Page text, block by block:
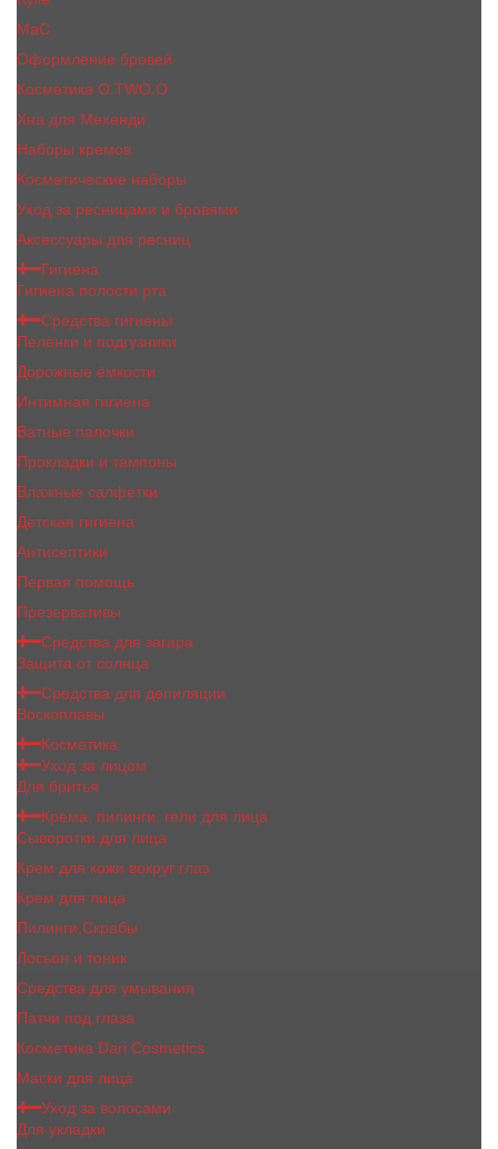
MaC
Оформление бровей
Косметика O.TWO.O
Хна для Мехенди
Наборы кремов
Косметические наборы
Уход за ресницами и бровями
Аксессуары для ресниц
Гигиена
Гигиена полости рта
Средства гигиены
Пелёнки и подгузники
Дорожные ёмкости
Интимная гигиена
Ватные палочки
Прокладки и тампоны
Влажные салфетки
Детская гигиена
Антисептики
Первая помощь
Презервативы
Средства для загара
Защита от солнца
Средства для депиляции
Воскоплавы
Косметика
Уход за лицом
Для бритья
Крема, пилинги, гели для лица
Сыворотки для лица
Крем для кожи вокруг глаз
Крем для лица
Пилинги,Скрабы
Лосьон и тоник
Средства для умывания
Патчи под глаза
Косметика Dari Cosmetics
Маски для лица
Уход за волосами
Для укладки